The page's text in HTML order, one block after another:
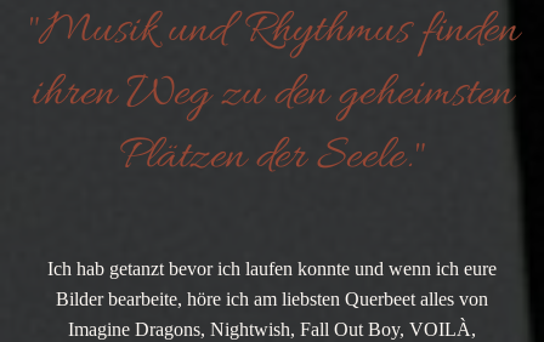
"Musik und Rhythmus finden
ihren Weg zu den geheimsten
Plätzen der Seele."
Ich hab getanzt bevor ich laufen konnte und wenn ich eure
Bilder bearbeite, höre ich am liebsten Querbeet alles von
Imagine Dragons, Nightwish, Fall Out Boy, VOILÀ,